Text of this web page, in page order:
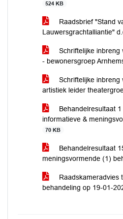
524 KB
Raadsbrief "Stand
Lauwersgrachtalliantie"
Schriftelijke inbreng
- bewonersgroep
Schriftelijke inbreng
artistiek leider
Behandelresultaat 1
informatieve &
70 KB
Behandelresultaat
meningsvormende (1)
Raadskameradvies
behandeling op 19-01-